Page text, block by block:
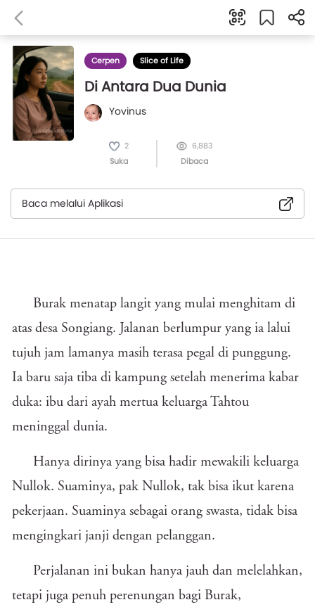
Cerpen Slice of Life
Di Antara Dua Dunia
Yovinus
2
Suka
6,883
Dibaca
Baca melalui Aplikasi
Burak menatap langit yang mulai menghitam di
atas desa Songiang. Jalanan berlumpur yang ia lalui
tujuh jam lamanya masih terasa pegal di punggung.
Ia baru saja tiba di kampung setelah menerima kabar
duka: ibu dari ayah mertua keluarga Tahtou
meninggal dunia.
Hanya dirinya yang bisa hadir mewakili keluarga
Nullok. Suaminya, pak Nullok, tak bisa ikut karena
pekerjaan. Suaminya sebagai orang swasta, tidak bisa
mengingkari janji dengan pelanggan.
Perjalanan ini bukan hanya jauh dan melelahkan,
tetapi juga penuh perenungan bagi Burak,